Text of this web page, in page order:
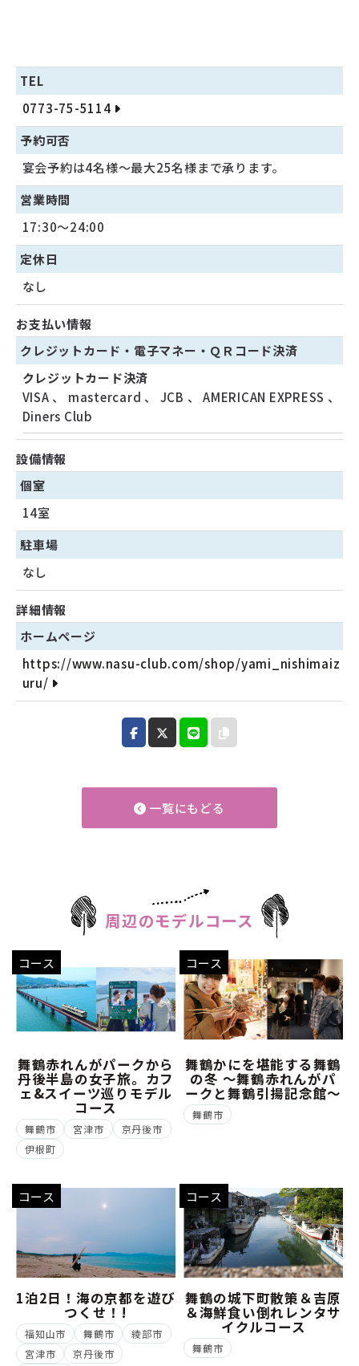
TEL
0773-75-5114
予約可否
宴会予約は4名様～最大25名様まで承ります。
営業時間
17:30～24:00
定休日
なし
お支払い情報
クレジットカード・ 電子マネー・ ＱＲコード決済
クレジットカード決済
VISA 、 mastercard 、 JCB 、 AMERICAN EXPRESS 、
Diners Club
設備情報
個室
14室
駐車場
なし
詳細情報
ホームページ
https://www.nasu-club.com/shop/yami_nishimaiz
uru/
一覧にもどる
周辺のモデルコース
コース
舞鶴赤れんがパークから
丹後半島の女子旅。カフ
ェ&スイーツ巡りモデル
コース
舞鶴市 宮津市
京丹後市
伊根町
コース
舞鶴かにを堪能する舞鶴
の冬 ～舞鶴赤れんがパ
ークと舞鶴引揚記念館～
舞鶴市
コース
1泊2日！海の京都を遊び
つくせ！!
福知山市 舞鶴市
綾部市
宮津市
京丹後市
コース
舞鶴の城下町散策＆吉原
＆海鮮食い倒れレンタサ
イクルコース
舞鶴市